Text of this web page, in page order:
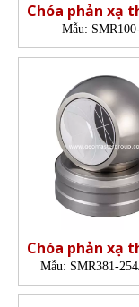
Chóa phản xạ
tia laze
Mẫu:
Chóa phản xạ
tia laze
Mẫu: SMR381-